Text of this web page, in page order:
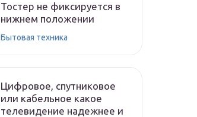
Тостер не фиксируется в
нижнем положении
Бытовая техника
Цифровое, спутниковое
или кабельное какое
телевидение надежнее и